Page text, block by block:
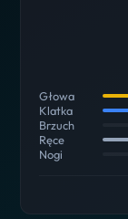
Głowa
Klatka
Brzuch
Ręce
Nogi